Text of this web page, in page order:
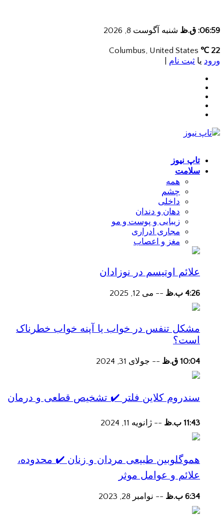
06:59: ق.ظ شنبه آگوست 8, 2026
22 ℃
ورود یا ثبت نام
تاپ نیوز
سلامت
همه
چشم
داخلی
دهان و دندان
زیبایی و پوست و مو
مجاری ادراری
مغز و اعصاب
علائم اوتیسم در نوزادان
4:26 ب.ظ -- می 12, 2025
مشکل تنفس در خواب یا آپنه خواب خطرناک
است؟
10:04 ق.ظ -- جولای 31, 2024
سندروم کلاین فلتر ✔️ تشخیص قطعی و درمان
11:43 ب.ظ -- ژانویه 11, 2024
هموگلوبین طبیعی مردان و زنان ✔️ محدوده،
علائم و عوامل موثر
6:34 ب.ظ -- نوامبر 28, 2023